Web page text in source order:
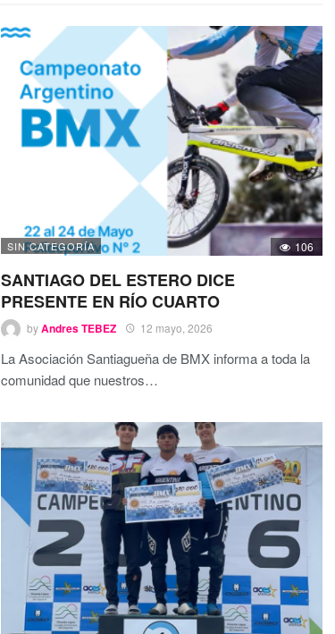
SIN CATEGORÍA 106
SANTIAGO DEL ESTERO DICE
PRESENTE EN RÍO CUARTO
byAndres TEBEZ 12 mayo, 2026
La Asociación Santiagueña de BMX informa a toda la
comunidad que nuestros…